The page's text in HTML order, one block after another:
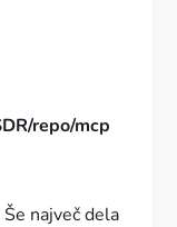
repo/mcp
največ dela